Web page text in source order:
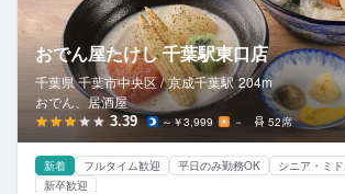
おでん屋たけし 千葉駅東口店
千葉県 千葉市中央区 / 京成千葉駅 204m
おでん、居酒屋
3.39 ～￥3,999 － 52席
新着 フルタイム歓迎 平日のみ勤務OK
シニア・ミ
新卒歓迎